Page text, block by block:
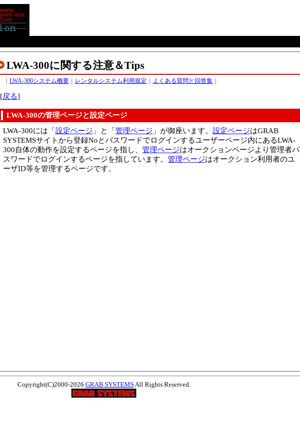
LWA-300に関する注意＆Tips
｜ LWA-300システム概要 ｜ レンタルシステム利用規定 ｜ よくある質問と回答集 ｜
[戻る]
LWA-300の管理ページと設定ページ
LWA-300には「設定ページ 」と「管理ページ 」が御座います。 設定ページはGRAB
SYSTEMSサイトから登録Noとパスワードでログインするユーザーページ内にあるLWA-
300自体の動作を設定するページを指し、 管理ページはオークションページより管理者パ
スワードでログインするページを指しています。 管理ページはオークション利用者のユ
ーザID等を管理するページです。
Copyright(C)2000-2026 GRAB SYSTEMSAll Rights Reserved.